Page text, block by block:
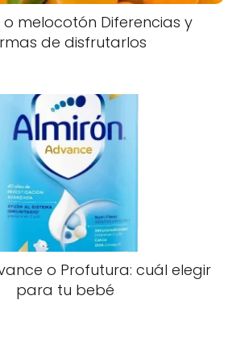
o melocotón Diferencias y
de disfrutarlos
o Profutura: cuál elegir
para tu bebé